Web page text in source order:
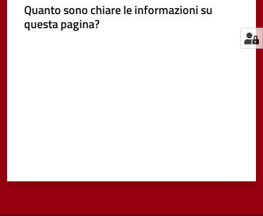
Quanto sono chiare le informazioni su
questa pagina?